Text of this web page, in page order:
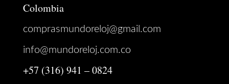
Colombia
comprasmundoreloj@gmail.com
info@mundoreloj.com.co
+57 (316) 941 – 0824